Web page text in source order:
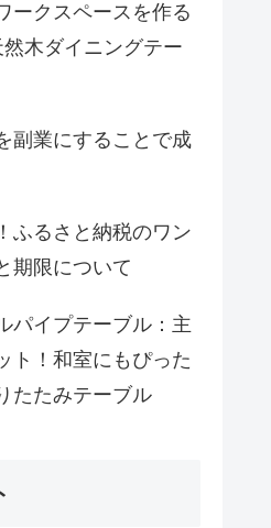
ークスペースを作る
木ダイニングテー
副業にすることで成
ふるさと納税のワン
期限について
パイプテーブル：主
ト！和室にもぴった
たたみテーブル